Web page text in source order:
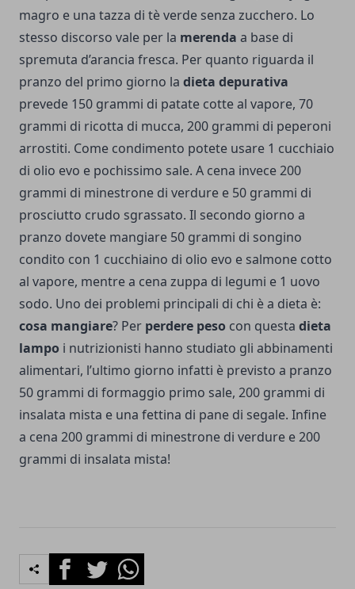
magro e una tazza di tè verde senza zucchero. Lo
stesso discorso vale per la merenda a base di
spremuta d’arancia fresca. Per quanto riguarda il
pranzo del primo giorno la dieta depurativa
prevede 150 grammi di patate cotte al vapore, 70
grammi di ricotta di mucca, 200 grammi di peperoni
arrostiti. Come condimento potete usare 1 cucchiaio
di olio evo e pochissimo sale. A cena invece 200
grammi di minestrone di verdure e 50 grammi di
prosciutto crudo sgrassato. Il secondo giorno a
pranzo dovete mangiare 50 grammi di songino
condito con 1 cucchiaino di olio evo e salmone cotto
al vapore, mentre a cena zuppa di legumi e 1 uovo
sodo. Uno dei problemi principali di chi è a dieta è:
cosa mangiare? Per perdere peso con questa dieta
lampo i nutrizionisti hanno studiato gli abbinamenti
alimentari, l’ultimo giorno infatti è previsto a pranzo
50 grammi di formaggio primo sale, 200 grammi di
insalata mista e una fettina di pane di segale. Infine
a cena 200 grammi di minestrone di verdure e 200
grammi di insalata mista!
FacebookTwitterWhatsapp